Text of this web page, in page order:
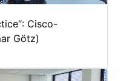
Cisco-
Götz)